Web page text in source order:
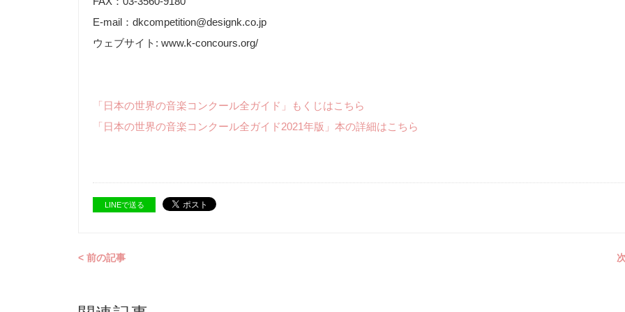
E-mail：dkcompetition@designk.co.jp
ウェブサイト: www.k-concours.org/
「日本の世界の音楽コンクール全ガイド」もくじはこちら
「日本の世界の音楽コンクール全ガイド2021年版」本の詳細はこちら
LINEで送る
< 前の記事